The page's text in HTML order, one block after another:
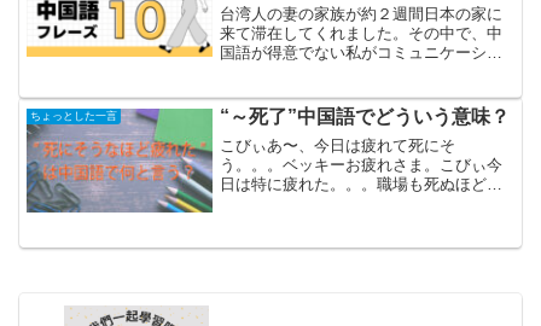
台湾人の妻の家族が約２週間日本の家に
来て滞在してくれました。その中で、中
国語が得意でない私がコミュニケーショ
表現をそのまま紹介しますので、文法的
に必ずしも正しいわけでは...
ちょっとした一言 “～死了”中国語でどういう意味？
こびぃあ〜、今日は疲れて死にそ
う。。。ベッキーお疲れさま。こびぃ今
日は特に疲れた。。。職場も死ぬほど暑